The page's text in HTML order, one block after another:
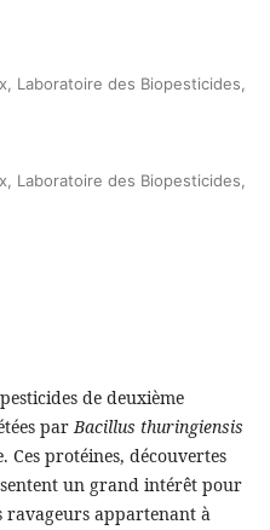
Laboratoire des Biopesticides,
Laboratoire des Biopesticides,
de deuxième
parBacillus thuringiensis
Ces protéines, découvertes
un grand intérêt pour
ravageurs appartenant à